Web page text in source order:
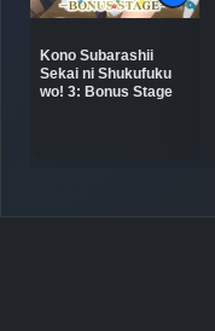
Kono Subarashii
Sekai ni Shukufuku
wo! 3: Bonus Stage